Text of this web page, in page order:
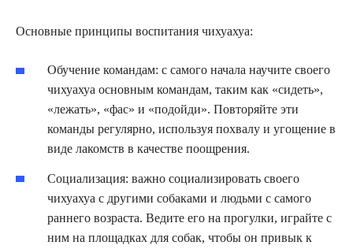
Основные принципы воспитания чихуахуа:
Обучение командам: с самого начала научите своего
чихуахуа основным командам, таким как «сидеть»,
«лежать», «фас» и «подойди». Повторяйте эти
команды регулярно, используя похвалу и угощение в
виде лакомств в качестве поощрения.
Социализация: важно социализировать своего
чихуахуа с другими собаками и людьми с самого
раннего возраста. Ведите его на прогулки, играйте с
ним на площадках для собак, чтобы он привык к